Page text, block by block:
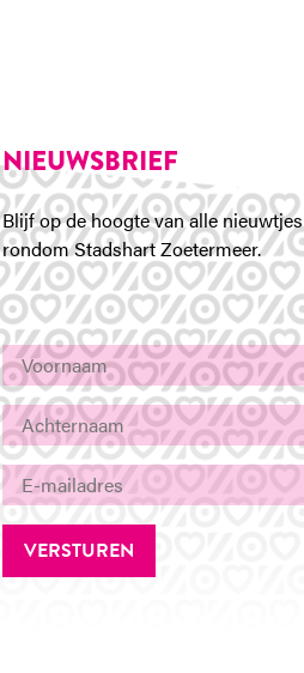
NIEUWSBRIEF
Blijf op de hoogte van alle nieuwtjes
rondom Stadshart Zoetermeer.